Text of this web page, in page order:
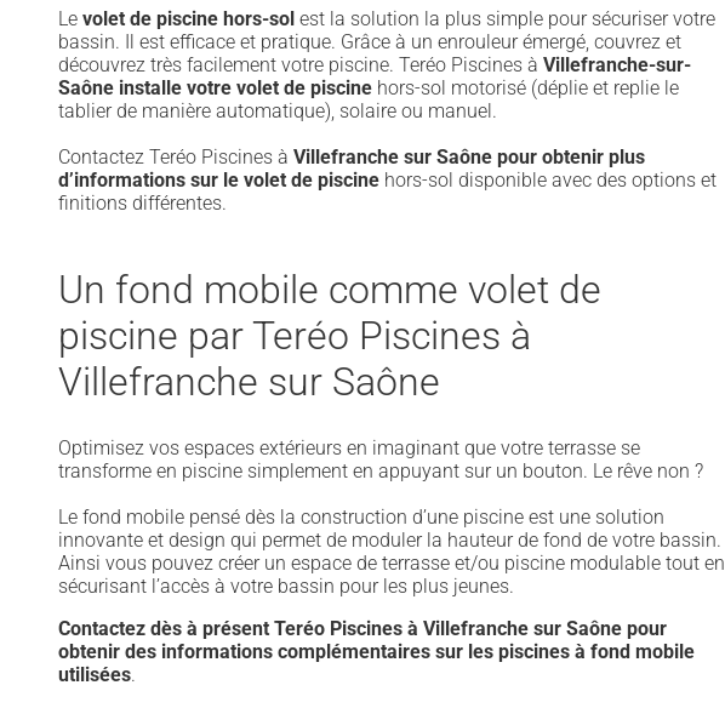
Le volet de piscine hors-sol est la solution la plus simple pour sécuriser votre
bassin. Il est efficace et pratique. Grâce à un enrouleur émergé, couvrez et
découvrez très facilement votre piscine. Teréo Piscines à Villefranche-sur-
Saône installe votre volet de piscine hors-sol motorisé (déplie et replie le
tablier de manière automatique), solaire ou manuel.
Contactez Teréo Piscines à Villefranche sur Saône pour obtenir plus
d’informations sur le volet de piscine hors-sol disponible avec des options et
finitions différentes.
Un fond mobile comme volet de
piscine par Teréo Piscines à
Villefranche sur Saône
Optimisez vos espaces extérieurs en imaginant que votre terrasse se
transforme en piscine simplement en appuyant sur un bouton. Le rêve non ?
Le fond mobile pensé dès la construction d’une piscine est une solution
innovante et design qui permet de moduler la hauteur de fond de votre bassin.
Ainsi vous pouvez créer un espace de terrasse et/ou piscine modulable tout en
sécurisant l’accès à votre bassin pour les plus jeunes.
Contactez dès à présent Teréo Piscines à Villefranche sur Saône pour
obtenir des informations complémentaires sur les piscines à fond mobile
utilisées.